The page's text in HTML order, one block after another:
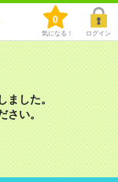
0
気になる！ ログイン
ました。
さい。